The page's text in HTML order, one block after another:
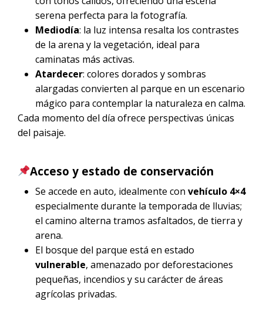
serena perfecta para la fotografía.
Mediodía: la luz intensa resalta los contrastes
de la arena y la vegetación, ideal para
caminatas más activas.
Atardecer: colores dorados y sombras
alargadas convierten al parque en un escenario
mágico para contemplar la naturaleza en calma.
Cada momento del día ofrece perspectivas únicas
del paisaje.
Acceso y estado de conservación
Se accede en auto, idealmente con vehículo 4×4
especialmente durante la temporada de lluvias;
el camino alterna tramos asfaltados, de tierra y
arena.
El bosque del parque está en estado
vulnerable, amenazado por deforestaciones
pequeñas, incendios y su carácter de áreas
agrícolas privadas.